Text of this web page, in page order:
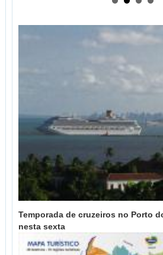
Temporada de cruzeiros no Porto
nesta sexta